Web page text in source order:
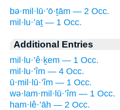
bə·mil·lū·’ō·ṯām — 2 Occ.
mil·lu·’aṯ — 1 Occ.
Additional Entries
mil·lu·’ê·ḵem — 1 Occ.
mil·lu·’îm — 4 Occ.
ū·mil·lū·’îm — 1 Occ.
wə·lam·mil·lū·’îm — 1 Occ.
ham·lê·’āh — 2 Occ.